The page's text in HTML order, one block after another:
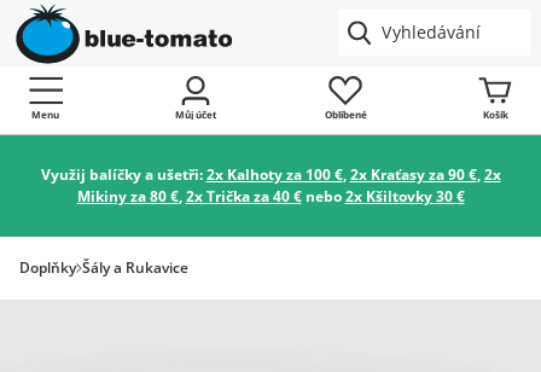
Menu Můj účet Oblíbené Košík
Využij balíčky a ušetři:2x Kalhoty za 100 €,2x Kraťasy za 90 €,2x
Mikiny za 80 €,2x Trička za 40 €nebo2x Kšiltovky 30 €
Doplňky Šály a Rukavice